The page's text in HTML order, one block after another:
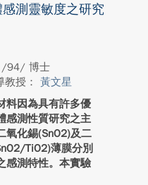
測靈敏度之研究
/94/ 博士
教授： 黃文星
料因為具有許多優
感測性質研究之主
氧化錫(SnO2)及二
TiO2)薄膜分別
感測特性。本實驗